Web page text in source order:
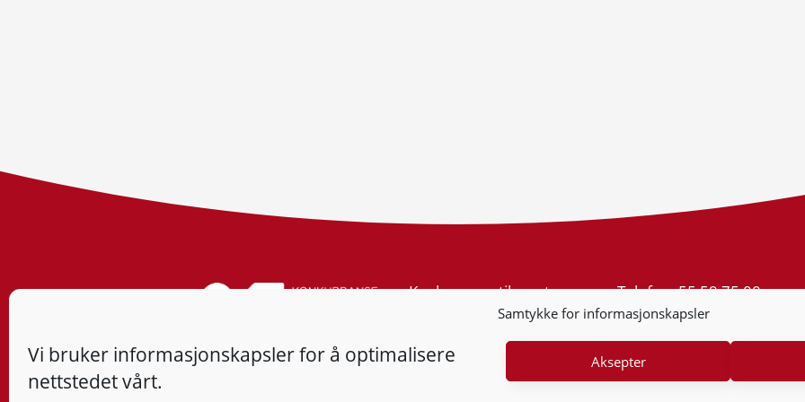
Samtykke for informasjonskapsler
Vi bruker informasjonskapsler for å optimalisere
nettstedet vårt.
Aksepter
Konkurransetilsynet
Postboks 439 Sentrum
Org.nr: 974 761 246
Telefon:55 59 75 00
E-post:post@kt.no
Nyhetsvarsel >>